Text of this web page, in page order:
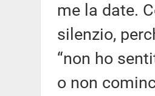
me la date.
silenzio,
“non ho
o non